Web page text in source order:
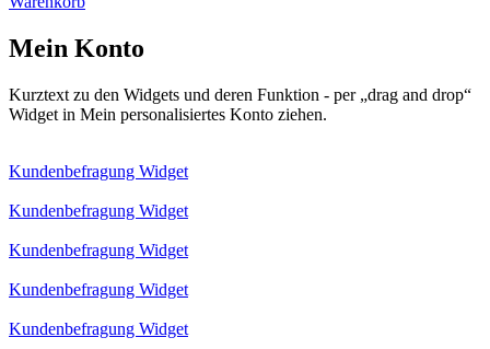
Mein Konto
Kurztext zu den Widgets und deren Funktion - per „drag and drop“
Widget in Mein personalisiertes Konto ziehen.
Kundenbefragung Widget
Kundenbefragung Widget
Kundenbefragung Widget
Kundenbefragung Widget
Kundenbefragung Widget